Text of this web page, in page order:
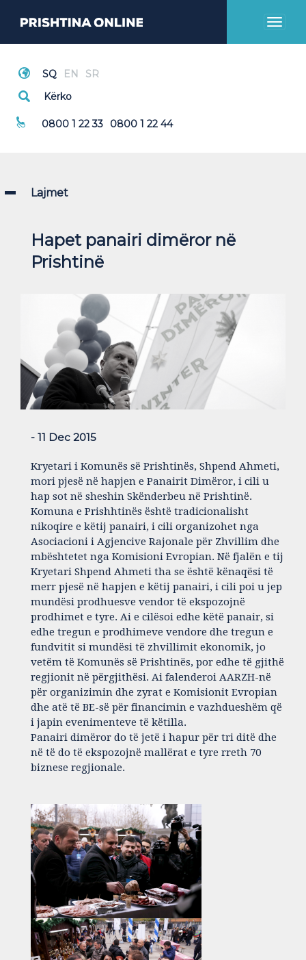
Toggle
Thirrje Emergjente
0800 1 22 33 0800 1 22 44
Lajmet
Hapet panairi dimëror në
Prishtinë
- 11 Dec 2015
Kryetari i Komunës së Prishtinës, Shpend Ahmeti,
mori pjesë në hapjen e Panairit Dimëror, i cili u
hap sot në sheshin Skënderbeu në Prishtinë.
Komuna e Prishhtinës është tradicionalisht
nikoqire e këtij panairi, i cili organizohet nga
Asociacioni i Agjencive Rajonale për Zhvillim dhe
mbështetet nga Komisioni Evropian. Në fjalën e tij
Kryetari Shpend Ahmeti tha se është kënaqësi të
merr pjesë në hapjen e këtij panairi, i cili poi u jep
mundësi prodhuesve vendor të ekspozojnë
prodhimet e tyre. Ai e cilësoi edhe këtë panair, si
edhe tregun e prodhimeve vendore dhe tregun e
fundvitit si mundësi të zhvillimit ekonomik, jo
vetëm të Komunës së Prishtinës, por edhe të gjithë
regjionit në përgjithësi. Ai falenderoi AARZH-në
për organizimin dhe zyrat e Komisionit Evropian
dhe atë të BE-së për financimin e vazhdueshëm që
i japin evenimenteve të këtilla.
Panairi dimëror do të jetë i hapur për tri ditë dhe
në të do të ekspozojnë mallërat e tyre rreth 70
biznese regjionale.